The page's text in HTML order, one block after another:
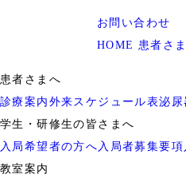
お問い合わせ
HOME 患者さ
患者さまへ
診療案内 外来スケジュール表泌尿
学生・研修生の皆さまへ
入局希望者の方へ 入局者募集要項
教室案内